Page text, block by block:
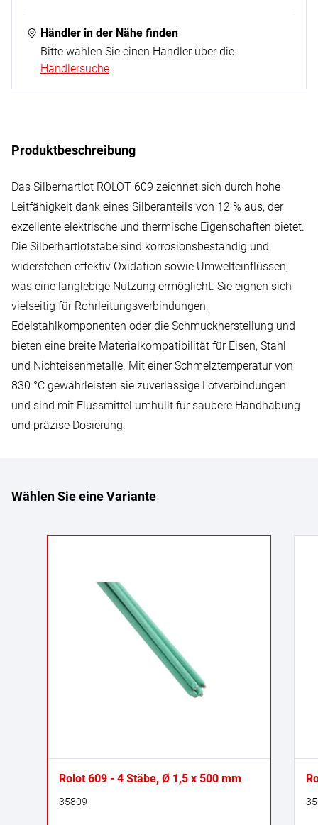
Händler in der Nähe finden
Bitte wählen Sie einen Händler über die
Händlersuche
Produktbeschreibung
Das Silberhartlot ROLOT 609 zeichnet sich durch hohe
Leitfähigkeit dank eines Silberanteils von 12 % aus, der
exzellente elektrische und thermische Eigenschaften bietet.
Die Silberhartlötstäbe sind korrosionsbeständig und
widerstehen effektiv Oxidation sowie Umwelteinflüssen,
was eine langlebige Nutzung ermöglicht. Sie eignen sich
vielseitig für Rohrleitungsverbindungen,
Edelstahlkomponenten oder die Schmuckherstellung und
bieten eine breite Materialkompatibilität für Eisen, Stahl
und Nichteisenmetalle. Mit einer Schmelztemperatur von
830 °C gewährleisten sie zuverlässige Lötverbindungen
und sind mit Flussmittel umhüllt für saubere Handhabung
und präzise Dosierung.
Wählen Sie eine Variante
Rolot 609 - 4 Stäbe, Ø 1,5 x 500 mm
35809